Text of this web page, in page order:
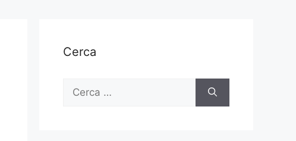
Cerca
Ricerca